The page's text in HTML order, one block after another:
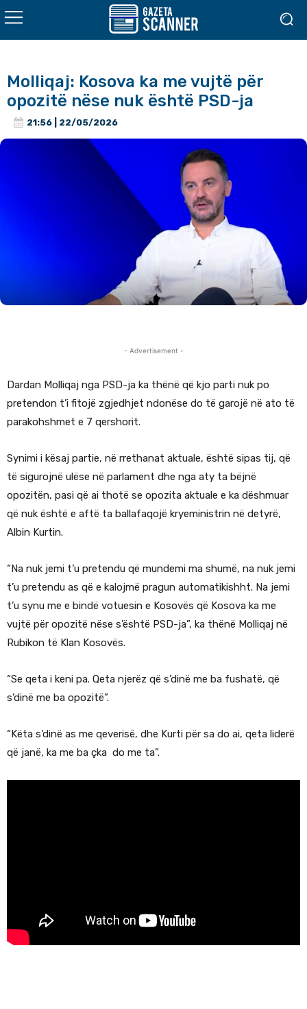
Molliqaj: Kosova ka me vujtë për
opozitë nëse nuk është PSD-ja
21:56 | 22/05/2026
- Advertisement -
Dardan Molliqaj nga PSD-ja ka thënë që kjo parti nuk po
pretendon t’i fitojë zgjedhjet ndonëse do të garojë në ato të
parakohshmet e 7 qershorit.
Synimi i kësaj partie, në rrethanat aktuale, është sipas tij, që
të sigurojnë ulëse në parlament dhe nga aty ta bëjnë
opozitën, pasi që ai thotë se opozita aktuale e ka dëshmuar
që nuk është e aftë ta ballafaqojë kryeministrin në detyrë,
Albin Kurtin.
“Na nuk jemi t’u pretendu që mundemi ma shumë, na nuk jemi
t’u pretendu as që e kalojmë pragun automatikishht. Na jemi
t’u synu me e bindë votuesin e Kosovës që Kosova ka me
vujtë për opozitë nëse s’është PSD-ja”, ka thënë Molliqaj në
Rubikon të Klan Kosovës.
“Se qeta i keni pa. Qeta njerëz që s’dinë me ba fushatë, që
s’dinë me ba opozitë”.
“Këta s’dinë as me qeverisë, dhe Kurti për sa do ai, qeta liderë
që janë, ka me ba çka do me ta”.